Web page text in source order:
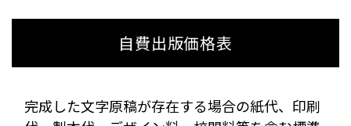
自費出版価格表
完成した文字原稿が存在する場合の紙代、印刷